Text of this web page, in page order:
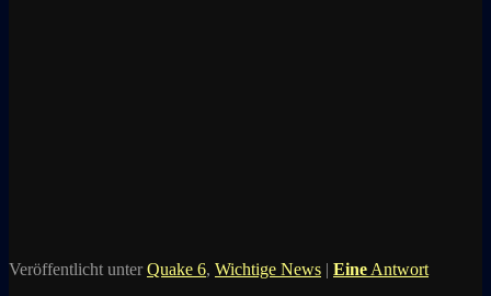
Veröffentlicht unter Quake 6, Wichtige News | EineAntwort